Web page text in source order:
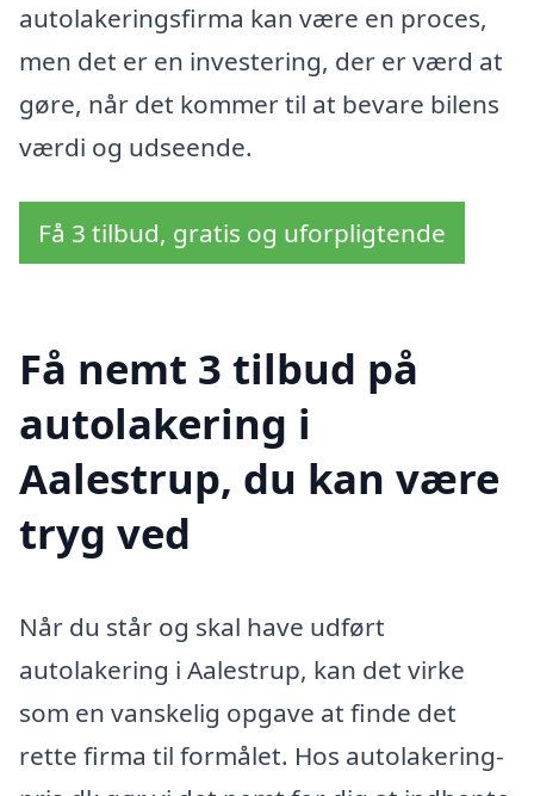
autolakeringsfirma kan være en proces,
men det er en investering, der er værd at
gøre, når det kommer til at bevare bilens
værdi og udseende.
Få 3 tilbud, gratis og uforpligtende
Få nemt 3 tilbud på
autolakering i
Aalestrup, du kan være
tryg ved
Når du står og skal have udført
autolakering i Aalestrup, kan det virke
som en vanskelig opgave at finde det
rette firma til formålet. Hos autolakering-